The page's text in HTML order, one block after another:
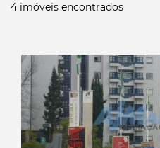
4 imóveis encontrados